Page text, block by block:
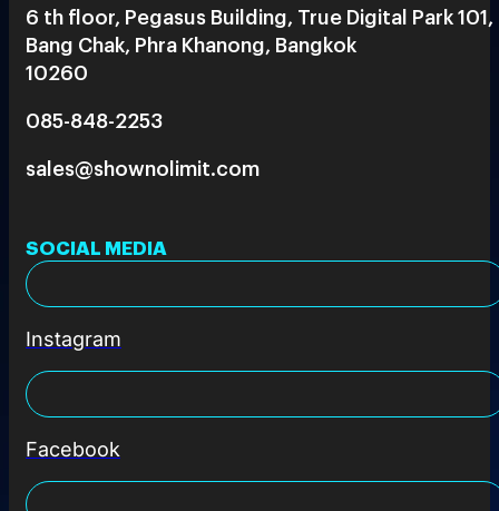
6 th floor, Pegasus Building, True Digital Park 101,
Bang Chak, Phra Khanong, Bangkok
10260
085-848-2253
sales@shownolimit.com
SOCIAL MEDIA
Instagram
Facebook